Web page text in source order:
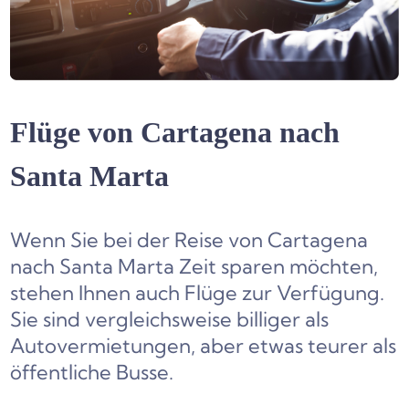
Flüge von Cartagena nach
Santa Marta
Wenn Sie bei der Reise von Cartagena
nach Santa Marta Zeit sparen möchten,
stehen Ihnen auch Flüge zur Verfügung.
Sie sind vergleichsweise billiger als
Autovermietungen, aber etwas teurer als
öffentliche Busse.